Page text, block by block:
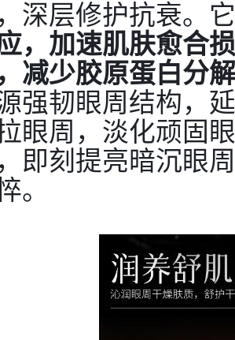
深层修护抗衰。
，加速肌肤愈合
减少胶原蛋白分
强韧眼周结构，
眼周，淡化顽固
，即刻提亮暗沉眼
。